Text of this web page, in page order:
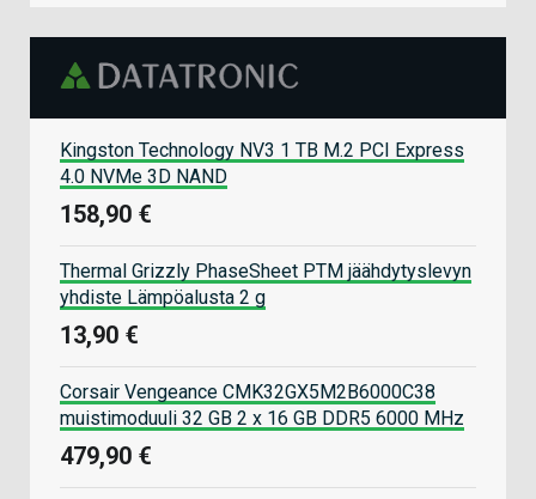
Kingston Technology NV3 1 TB M.2 PCI Express
4.0 NVMe 3D NAND
158,90 €
Thermal Grizzly PhaseSheet PTM jäähdytyslevyn
yhdiste Lämpöalusta 2 g
13,90 €
Corsair Vengeance CMK32GX5M2B6000C38
muistimoduuli 32 GB 2 x 16 GB DDR5 6000 MHz
479,90 €